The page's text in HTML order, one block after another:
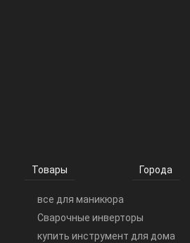
Товары Города
все для маникюра
Сварочные инверторы
купить инструмент для дома